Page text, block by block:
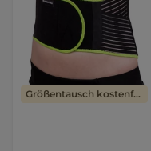
Größentausch kostenfrei